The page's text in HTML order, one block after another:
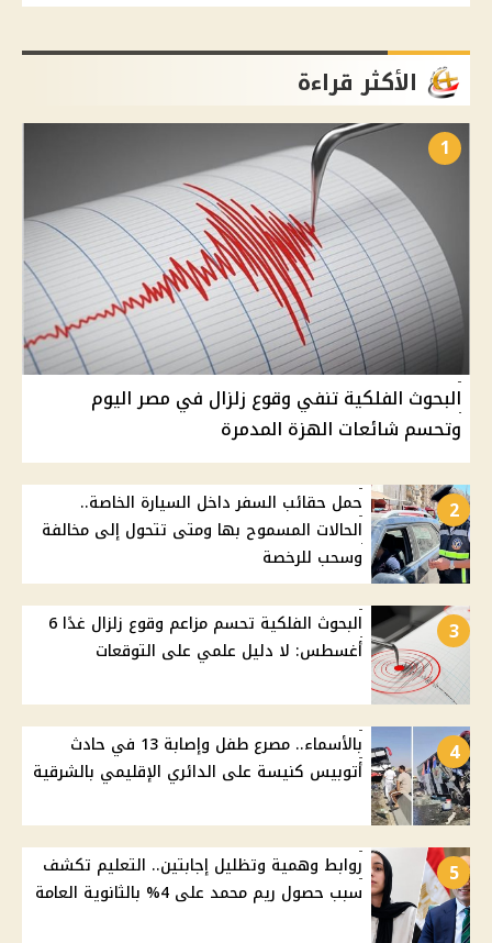
الأكثر قراءة
1
البحوث الفلكية تنفي وقوع زلزال في مصر اليوم
وتحسم شائعات الهزة المدمرة
2
حمل حقائب السفر داخل السيارة الخاصة..
الحالات المسموح بها ومتى تتحول إلى مخالفة
وسحب للرخصة
3
البحوث الفلكية تحسم مزاعم وقوع زلزال غدًا 6
أغسطس: لا دليل علمي على التوقعات
4
بالأسماء.. مصرع طفل وإصابة 13 في حادث
أتوبيس كنيسة على الدائري الإقليمي بالشرقية
5
روابط وهمية وتظليل إجابتين.. التعليم تكشف
سبب حصول ريم محمد على 4% بالثانوية العامة